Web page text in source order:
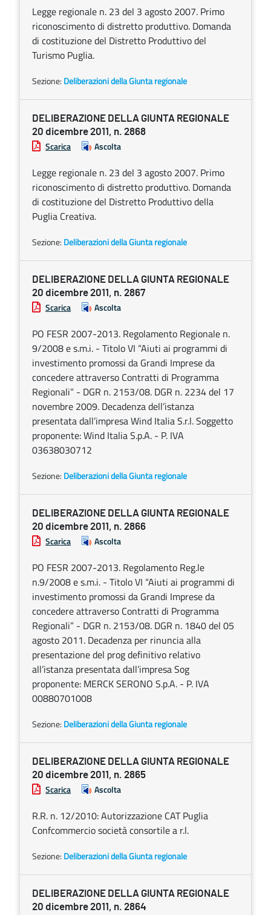
Legge regionale n. 23 del 3 agosto 2007. Primo
riconoscimento di distretto produttivo. Domanda
di costituzione del Distretto Produttivo del
Turismo Puglia.
Sezione: Deliberazioni della Giunta regionale
DELIBERAZIONE DELLA GIUNTA REGIONALE
20 dicembre 2011, n. 2868
Scarica Ascolta
Legge regionale n. 23 del 3 agosto 2007. Primo
riconoscimento di distretto produttivo. Domanda
di costituzione del Distretto Produttivo della
Puglia Creativa.
Sezione: Deliberazioni della Giunta regionale
DELIBERAZIONE DELLA GIUNTA REGIONALE
20 dicembre 2011, n. 2867
Scarica Ascolta
PO FESR 2007-2013. Regolamento Regionale n.
9/2008 e s.m.i. - Titolo VI “Aiuti ai programmi di
investimento promossi da Grandi Imprese da
concedere attraverso Contratti di Programma
Regionali” - DGR n. 2153/08. DGR n. 2234 del 17
novembre 2009. Decadenza dell’istanza
presentata dall’impresa Wind Italia S.r.l. Soggetto
proponente: Wind Italia S.p.A. - P. IVA
03638030712
Sezione: Deliberazioni della Giunta regionale
DELIBERAZIONE DELLA GIUNTA REGIONALE
20 dicembre 2011, n. 2866
Scarica Ascolta
PO FESR 2007-2013. Regolamento Reg.le
n.9/2008 e s.m.i. - Titolo VI “Aiuti ai programmi di
investimento promossi da Grandi Imprese da
concedere attraverso Contratti di Programma
Regionali” - DGR n. 2153/08. DGR n. 1840 del 05
agosto 2011. Decadenza per rinuncia alla
presentazione del prog definitivo relativo
all’istanza presentata dall’impresa Sog
proponente: MERCK SERONO S.p.A. - P. IVA
00880701008
Sezione: Deliberazioni della Giunta regionale
DELIBERAZIONE DELLA GIUNTA REGIONALE
20 dicembre 2011, n. 2865
Scarica Ascolta
R.R. n. 12/2010: Autorizzazione CAT Puglia
Confcommercio società consortile a r.l.
Sezione: Deliberazioni della Giunta regionale
DELIBERAZIONE DELLA GIUNTA REGIONALE
20 dicembre 2011, n. 2864